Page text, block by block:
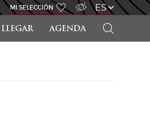
LLEGAR AGENDA
MI SELECCIÓN ES